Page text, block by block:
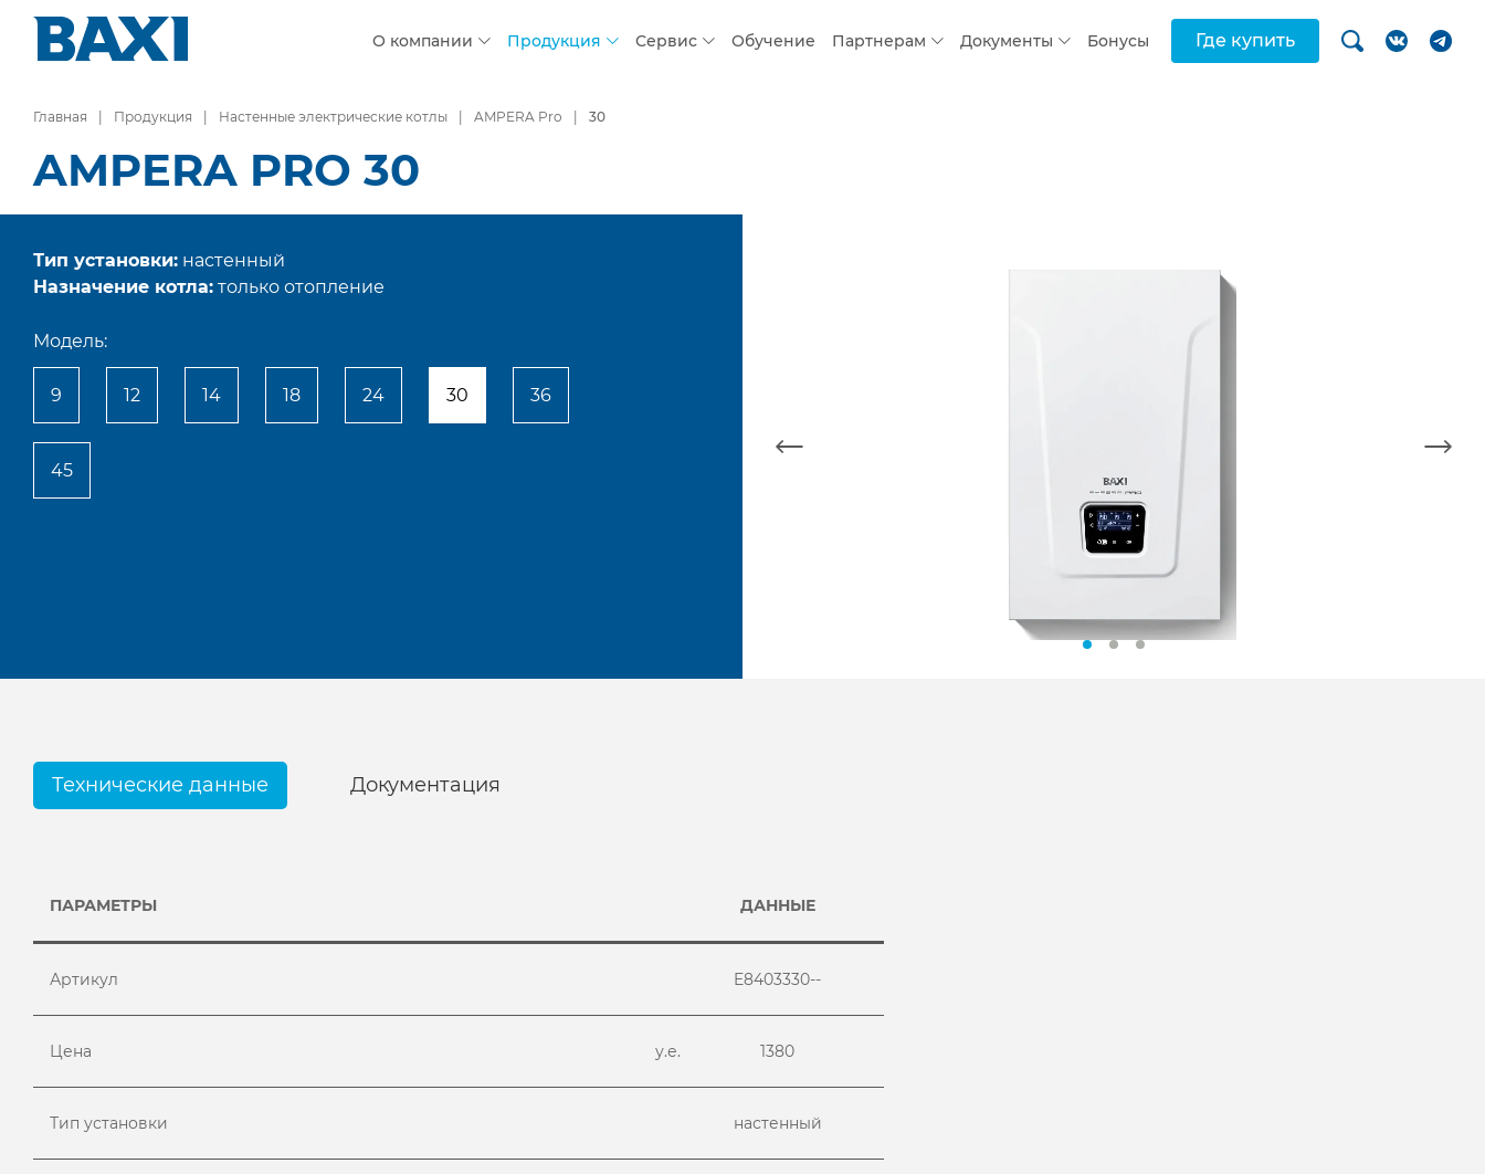
О компании Продукция Сервис Обучение Партнерам Документы Бонусы Где купить
Главная Продукция Настенные электрические котлы AMPERA Pro 30
AMPERA PRO 30
Тип установки: настенный
Назначение котла: только отопление
Модель:
9 12 14 18 24 30 36
45
Технические данные Документация
ПАРАМЕТРЫ ДАННЫЕ
Артикул E8403330--
Цена у.е. 1380
Тип установки настенный